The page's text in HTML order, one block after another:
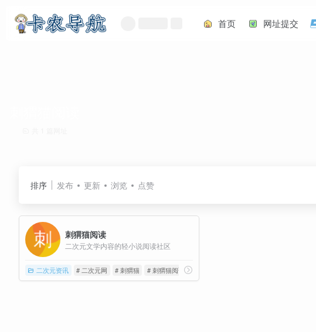
首页 网址提交
排序 发布 更新 浏览 点赞
刺猬猫阅读
二次元文学内容的轻小说阅读社区
二次元资讯 # 二次元网 # 刺猬猫 # 刺猬猫阅读